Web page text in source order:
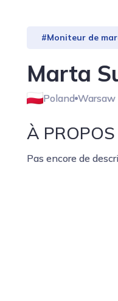
#Moniteur de
Marta
Poland Warsaw
À
Pas encore de